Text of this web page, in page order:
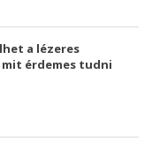
a lézeres
érdemes tudni